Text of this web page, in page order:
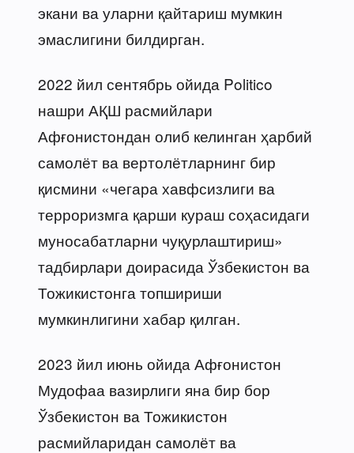
экани ва уларни қайтариш мумкин
эмаслигини билдирган.
2022 йил сентябрь ойида Politico
нашри АҚШ расмийлари
Афғонистондан олиб келинган ҳарбий
самолёт ва вертолётларнинг бир
қисмини «чегара хавфсизлиги ва
терроризмга қарши кураш соҳасидаги
муносабатларни чуқурлаштириш»
тадбирлари доирасида Ўзбекистон ва
Тожикистонга топшириши
мумкинлигини хабар қилган.
2023 йил июнь ойида Афғонистон
Мудофаа вазирлиги яна бир бор
Ўзбекистон ва Тожикистон
расмийларидан самолёт ва